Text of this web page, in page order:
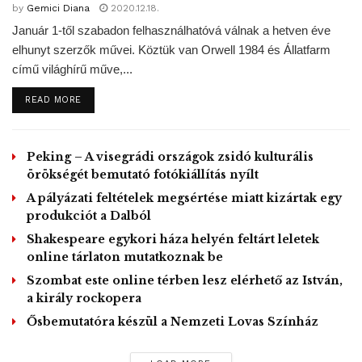
szövegírói között ezúttal 635,2 millió forintot, a magyar
komolyzenei művek alkotói között pedig 126,8 millió forint
jogdíjat osztott fel az Artisjus. 1991-en kapnak legalább
ötvenezer forintot a művek élőzenei megszólalásáért.
Közülük 1283 alkotó jogdíja haladta meg a százezer
forintot.
„Nagy kérdés, mi lesz jövőre az idei, lényegében elmaradt
tavaszi-nyári koncertszezont követően. Jelenleg igen
nehéz megbecsülni a várható veszteségeket, de a
pesszimistább számítások szerint a koncertek után járó
jogdíjak esetében 50-60 százalékos kiseséssel kell
számolnia a szerzőknek 2021-ben” – szerepel a
közleményben.
A rendezvényszervezők által beküldött listák szerint a
by Gemici Diana 2020.12.18.
Január 1-től szabadon felhasználhatóvá válnak a hetven éve
elhunyt szerzők művei. Köztük van Orwell 1984 és Állatfarm
című világhírű műve,...
READ MOREDETAILS
Peking – A visegrádi országok zsidó kulturális
örökségét bemutató fotókiállítás nyílt
A pályázati feltételek megsértése miatt kizártak egy
produkciót a Dalból
Shakespeare egykori háza helyén feltárt leletek
online tárlaton mutatkoznak be
Szombat este online térben lesz elérhető az István,
a király rockopera
Ősbemutatóra készül a Nemzeti Lovas Színház